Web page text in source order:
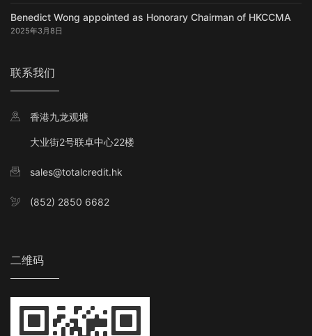
Benedict Wong appointed as Honorary Chairman of HKCCMA
2025年3月8日
联系我们
香港九龙观塘
大业街2号联卓中心22楼
sales@totalcredit.hk
(852) 2850 6682
二维码